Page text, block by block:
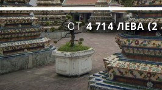
ОТ4 714 ЛЕВА (2